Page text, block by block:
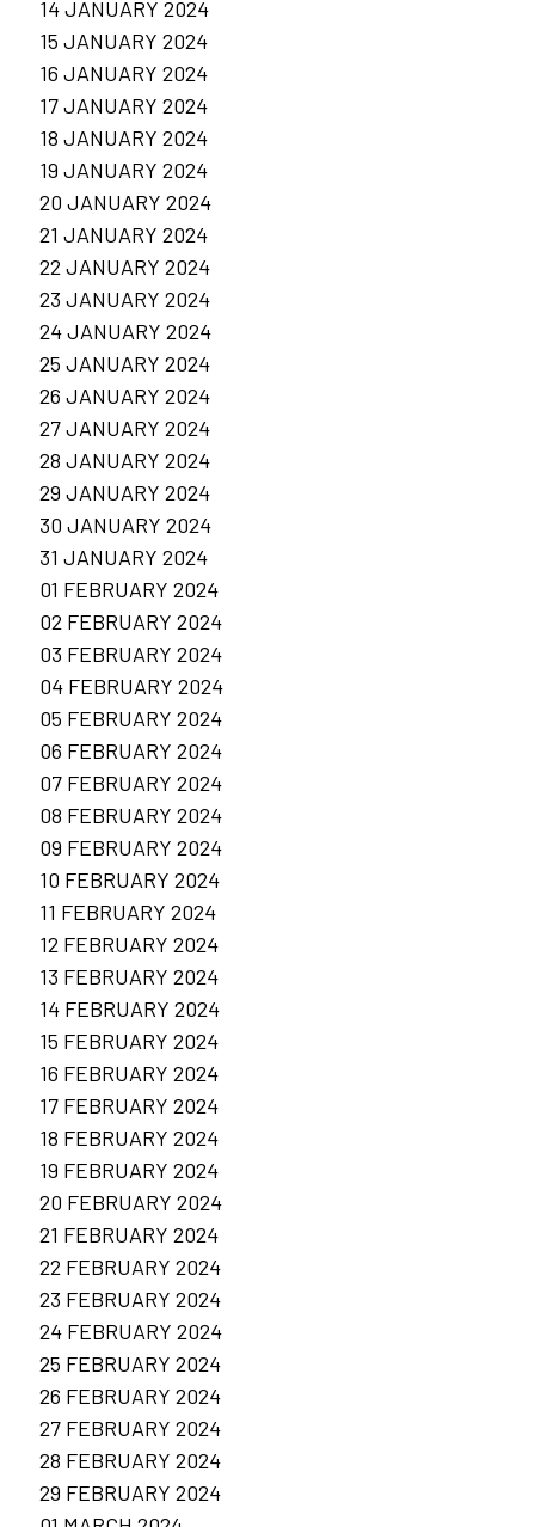
14 JANUARY 2024
15 JANUARY 2024
16 JANUARY 2024
17 JANUARY 2024
18 JANUARY 2024
19 JANUARY 2024
20 JANUARY 2024
21 JANUARY 2024
22 JANUARY 2024
23 JANUARY 2024
24 JANUARY 2024
25 JANUARY 2024
26 JANUARY 2024
27 JANUARY 2024
28 JANUARY 2024
29 JANUARY 2024
30 JANUARY 2024
31 JANUARY 2024
01 FEBRUARY 2024
02 FEBRUARY 2024
03 FEBRUARY 2024
04 FEBRUARY 2024
05 FEBRUARY 2024
06 FEBRUARY 2024
07 FEBRUARY 2024
08 FEBRUARY 2024
09 FEBRUARY 2024
10 FEBRUARY 2024
11 FEBRUARY 2024
12 FEBRUARY 2024
13 FEBRUARY 2024
14 FEBRUARY 2024
15 FEBRUARY 2024
16 FEBRUARY 2024
17 FEBRUARY 2024
18 FEBRUARY 2024
19 FEBRUARY 2024
20 FEBRUARY 2024
21 FEBRUARY 2024
22 FEBRUARY 2024
23 FEBRUARY 2024
24 FEBRUARY 2024
25 FEBRUARY 2024
26 FEBRUARY 2024
27 FEBRUARY 2024
28 FEBRUARY 2024
29 FEBRUARY 2024